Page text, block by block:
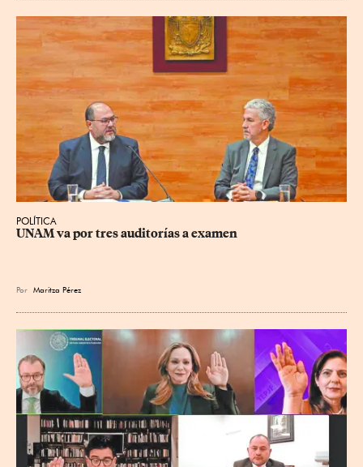
POLÍTICA
UNAM va por tres auditorías a examen
Por Maritza Pérez